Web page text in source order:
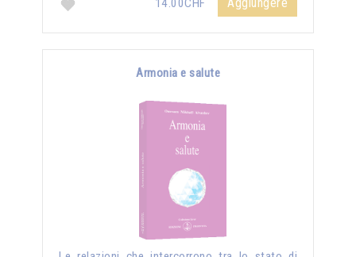
14.00CHF
Armonia e salute